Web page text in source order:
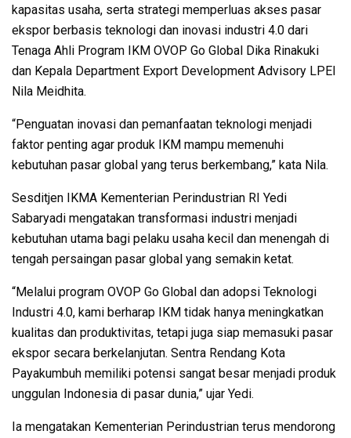
kapasitas usaha, serta strategi memperluas akses pasar
ekspor berbasis teknologi dan inovasi industri 4.0 dari
Tenaga Ahli Program IKM OVOP Go Global Dika Rinakuki
dan Kepala Department Export Development Advisory LPEI
Nila Meidhita.
“Penguatan inovasi dan pemanfaatan teknologi menjadi
faktor penting agar produk IKM mampu memenuhi
kebutuhan pasar global yang terus berkembang,” kata Nila.
Sesditjen IKMA Kementerian Perindustrian RI Yedi
Sabaryadi mengatakan transformasi industri menjadi
kebutuhan utama bagi pelaku usaha kecil dan menengah di
tengah persaingan pasar global yang semakin ketat.
“Melalui program OVOP Go Global dan adopsi Teknologi
Industri 4.0, kami berharap IKM tidak hanya meningkatkan
kualitas dan produktivitas, tetapi juga siap memasuki pasar
ekspor secara berkelanjutan. Sentra Rendang Kota
Payakumbuh memiliki potensi sangat besar menjadi produk
unggulan Indonesia di pasar dunia,” ujar Yedi.
Ia mengatakan Kementerian Perindustrian terus mendorong